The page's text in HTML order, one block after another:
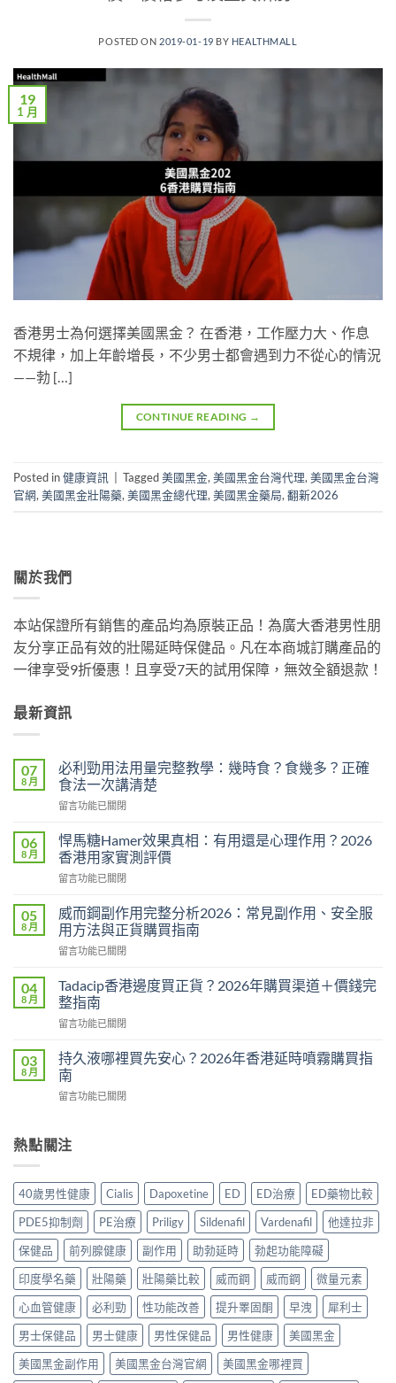
POSTED ON 2019-01-19 BY HEALTHMALL
19
1 月
香港男士為何選擇美國黑金？ 在香港，工作壓力大、作息
不規律，加上年齡增長，不少男士都會遇到力不從心的情況
——勃 […]
CONTINUE READING →
Posted in健康資訊 Tagged美國黑金, 美國黑金台灣代理, 美國黑金台灣
官網, 美國黑金壯陽藥, 美國黑金總代理, 美國黑金藥局, 翻新2026
關於我們
本站保證所有銷售的產品均為原裝正品！為廣大香港男性朋
友分享正品有效的壯陽延時保健品。凡在本商城訂購產品的
一律享受9折優惠！且享受7天的試用保障，無效全額退款！
最新資訊
07
8 月
必利勁用法用量完整教學：幾時食？食幾多？正確
食法一次講清楚
在
利
勁
用
法
量
完
整
教
幾
時
食
多？
正
確
一
次
清
楚〉
中
留言功能已關閉
06
8 月
悍馬糖Hamer效果真相：有用還是心理作用？2026
香港用家實測評價
在
馬
糖
Hamer
效
真
相：
有
用
是
心
作
香
家
實
測
評
價〉
中
留言功能已關閉
05
8 月
威而鋼副作用完整分析2026：常見副作用、安全服
用方法與正貨購買指南
在
而
鋼
副
作
完
整
分
析
見
用、
安
全
服
方
法
與
正
貨
購
買
指
留言功能已關閉
04
8 月
Tadacip香港邊度買正貨？2026年購買渠道＋價錢完
整指南
在
香
港
邊
度
貨？
購
買
渠
道
價
錢
完
整
指
南〉
中
留言功能已關閉
03
8 月
持久液哪裡買先安心？2026年香港延時噴霧購買指
南
在
液
哪
買
先
安
心？
2026
年
香
港
延
時
噴
霧
購
買
留言功能已關閉
熱點關注
40歲男性健康 Cialis Dapoxetine ED ED治療
ED藥物比較
PDE5抑制劑
PE治療 Priligy Sildenafil Vardenafil
他達拉非
保健品
前列腺健康 副作用 助勃延時
勃起功能障礙
印度學名藥
壯陽藥 壯陽藥比較 威而鋼 威而鋼
微量元素
心血管健康
必利勁 性功能改善 提升睪固酮 早洩
犀利士
男士保健品
男士健康 男性保健品 男性健康
美國黑金
美國黑金副作用
美國黑金台灣官網 美國黑金哪裡買